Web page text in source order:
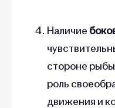
Наличие
стороне
роль
движения и